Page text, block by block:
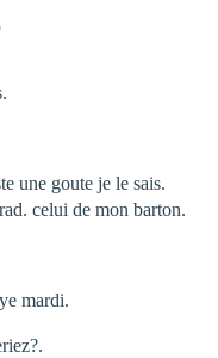
une goute je le sais.
celui de mon barton.
mardi.